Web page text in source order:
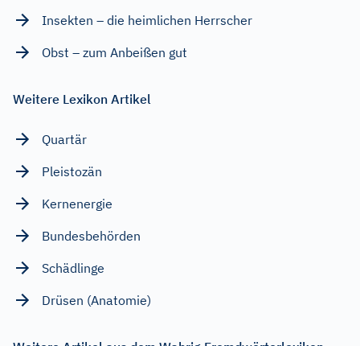
Insekten – die heimlichen Herrscher
Obst – zum Anbeißen gut
Weitere Lexikon Artikel
Quartär
Pleistozän
Kernenergie
Bundesbehörden
Schädlinge
Drüsen (Anatomie)